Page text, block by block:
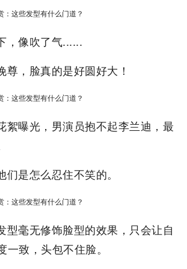
，像吹了气......
尊，脸真的是好圆好大！
絮曝光，男演员抱不起李兰迪，最
们是怎么忍住不笑的。
型毫无修饰脸型的效果，只会让自
一致，头包不住脸。